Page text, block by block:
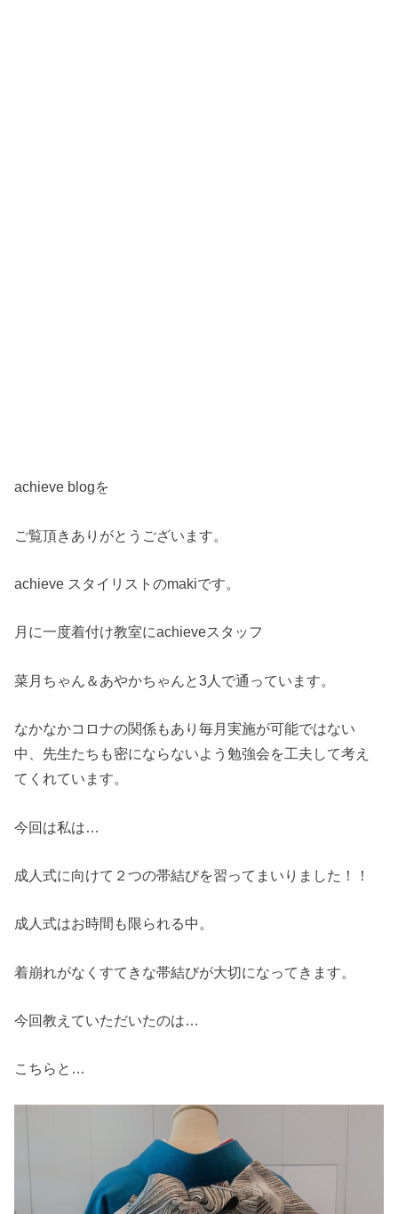
achieve blogを
ご覧頂きありがとうございます。
achieve スタイリストのmakiです。
月に一度着付け教室にachieveスタッフ
菜月ちゃん＆あやかちゃんと3人で通っています。
なかなかコロナの関係もあり毎月実施が可能ではない
中、先生たちも密にならないよう勉強会を工夫して考え
てくれています。
今回は私は…
成人式に向けて２つの帯結びを習ってまいりました！！
成人式はお時間も限られる中。
着崩れがなくすてきな帯結びが大切になってきます。
今回教えていただいたのは…
こちらと…